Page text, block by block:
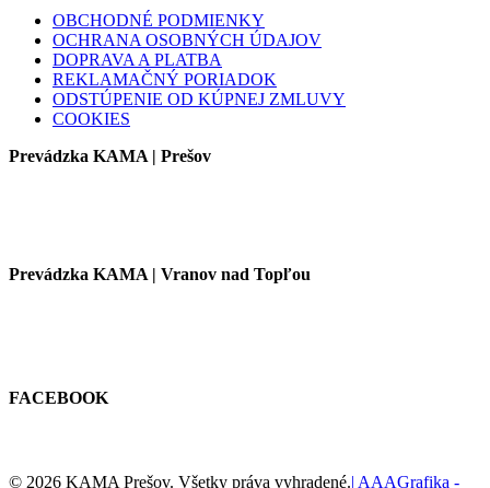
OBCHODNÉ PODMIENKY
OCHRANA OSOBNÝCH ÚDAJOV
DOPRAVA A PLATBA
REKLAMAČNÝ PORIADOK
ODSTÚPENIE OD KÚPNEJ ZMLUVY
COOKIES
Prevádzka KAMA | Prešov
Prevádzka KAMA | Vranov nad Topľou
FACEBOOK
© 2026 KAMA Prešov. Všetky práva vyhradené.| AAAGrafika -